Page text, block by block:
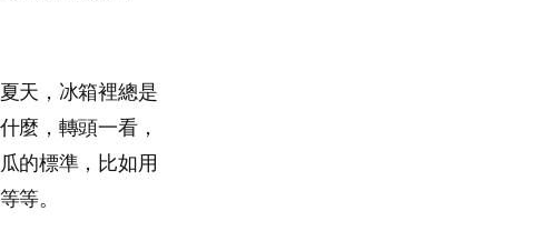
天，冰箱裡總是
麼，轉頭一看，
的標準，比如用
等。